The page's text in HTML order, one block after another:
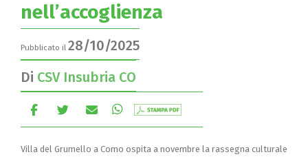
nell’accoglienza
Pubblicato il 28/10/2025
Di CSV Insubria CO
Villa del Grumello a Como ospita a novembre la rassegna culturale